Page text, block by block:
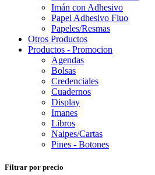
Imán con Adhesivo
Papel Adhesivo Fluo
Papeles/Resmas
Otros Productos
Productos - Promocion
Agendas
Bolsas
Credenciales
Cuadernos
Display
Imanes
Libros
Naipes/Cartas
Pines - Botones
Filtrar por precio